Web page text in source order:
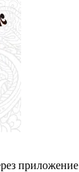
приложение